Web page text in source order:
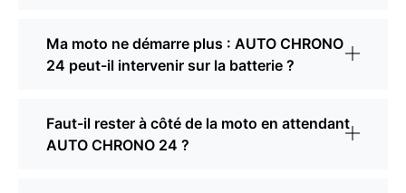
Ma moto ne démarre plus : AUTO CHRONO
24 peut-il intervenir sur la batterie ?
Faut-il rester à côté de la moto en attendant
AUTO CHRONO 24 ?